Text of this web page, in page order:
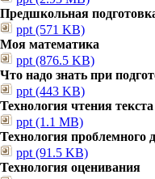
Предшкольная
ppt (571 KB)
Моя математика
ppt (876.5 KB)
Что надо знать при
ppt (443 KB)
Технология чтения текста
ppt (1.1 MB)
Технология проблемного
ppt (91.5 KB)
Технология оценивания